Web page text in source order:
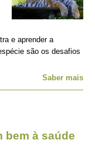
e aprender a
são os desafios
Saber mais
bem à saúde